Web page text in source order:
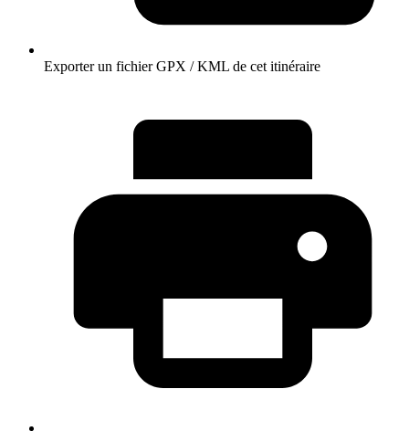
Exporter un fichier GPX / KML de cet itinéraire